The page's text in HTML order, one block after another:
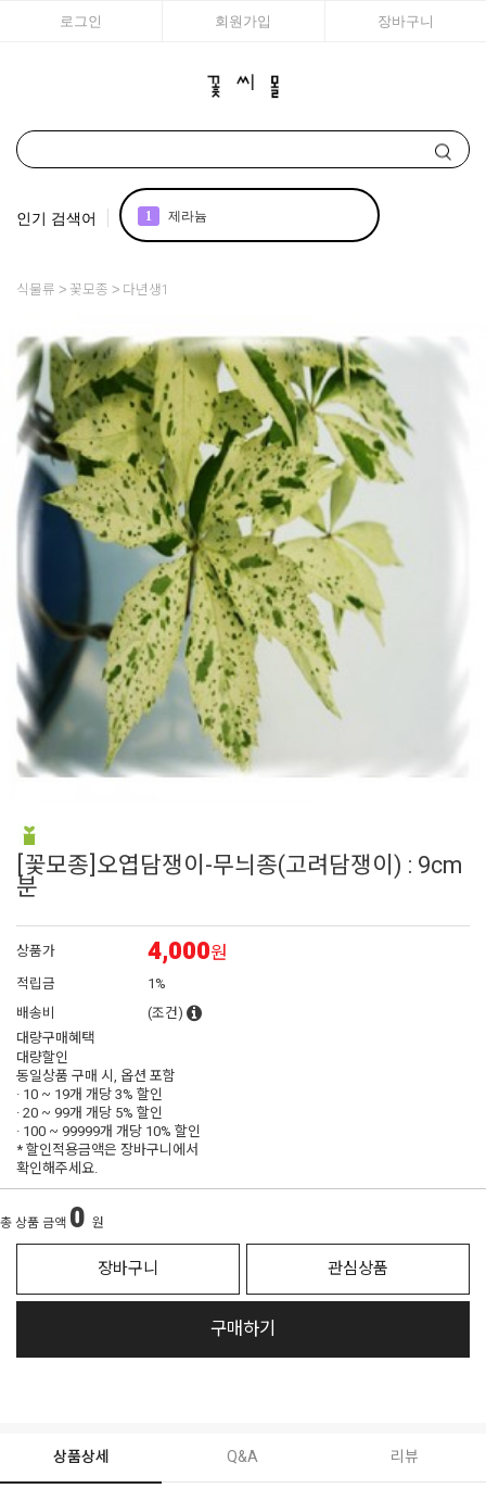
로그인 회원가입 장바구니
인기 검색어 1 제라늄
4 리갈
5 매발톱
6 시계초
7 백합
8 접시꽃
9 채송화
10 해바라기
식물류 꽃모종 다년생1
[꽃모종]오엽담쟁이-무늬종(고려담쟁이) : 9cm
분
상품가 4,000원
적립금
1%
배송비
(조건)
대량구매혜택
대량할인
동일상품 구매 시, 옵션 포함
· 10 ~ 19개 개당3% 할인
· 20 ~ 99개 개당 5% 할인
· 100 ~ 99999개 개당 10% 할인
* 할인적용금액은 장바구니에서
확인해주세요.
총 상품 금액 0 원
장바구니 관심상품
구매하기
상품상세 Q&A 리뷰